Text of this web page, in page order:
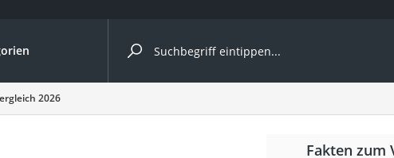
Vergleiche nach Kategorie
2026
Fakten zum